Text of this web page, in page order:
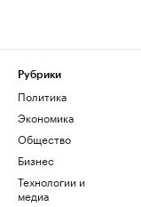
Рубрики
Политика
Экономика
Общество
Бизнес
Технологии и
медиа